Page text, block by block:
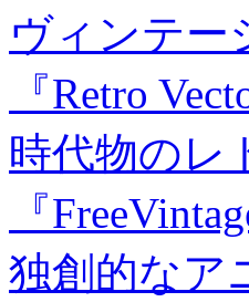
ヴィンテー
『Retro
時代物のレ
『
独創的なア